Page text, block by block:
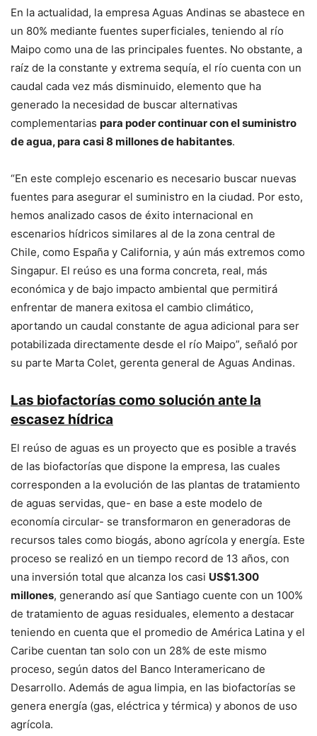
En la actualidad, la empresa Aguas Andinas se abastece en
un 80% mediante fuentes superficiales, teniendo al río
Maipo como una de las principales fuentes. No obstante, a
raíz de la constante y extrema sequía, el río cuenta con un
caudal cada vez más disminuido, elemento que ha
generado la necesidad de buscar alternativas
complementarias para poder continuar con el suministro
de agua, para casi 8 millones de habitantes.
“En este complejo escenario es necesario buscar nuevas
fuentes para asegurar el suministro en la ciudad. Por esto,
hemos analizado casos de éxito internacional en
escenarios hídricos similares al de la zona central de
Chile, como España y California, y aún más extremos como
Singapur. El reúso es una forma concreta, real, más
económica y de bajo impacto ambiental que permitirá
enfrentar de manera exitosa el cambio climático,
aportando un caudal constante de agua adicional para ser
potabilizada directamente desde el río Maipo”, señaló por
su parte Marta Colet, gerenta general de Aguas Andinas.
Las biofactorías como solución ante la
escasez hídrica
El reúso de aguas es un proyecto que es posible a través
de las biofactorías que dispone la empresa, las cuales
corresponden a la evolución de las plantas de tratamiento
de aguas servidas, que- en base a este modelo de
economía circular- se transformaron en generadoras de
recursos tales como biogás, abono agrícola y energía. Este
proceso se realizó en un tiempo record de 13 años, con
una inversión total que alcanza los casi US$1.300
millones, generando así que Santiago cuente con un 100%
de tratamiento de aguas residuales, elemento a destacar
teniendo en cuenta que el promedio de América Latina y el
Caribe cuentan tan solo con un 28% de este mismo
proceso, según datos del Banco Interamericano de
Desarrollo. Además de agua limpia, en las biofactorías se
genera energía (gas, eléctrica y térmica) y abonos de uso
agrícola.